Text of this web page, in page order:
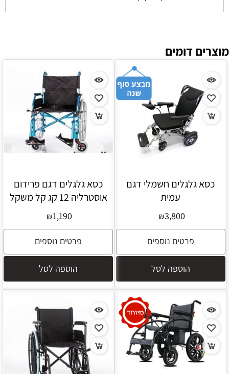
מוצרים דומים
כסא גלגלים חשמלי דגם
עמית
₪3,800
פרטים נוספים
הוספה לסל
כסא גלגלים דגם פרידום
אוסטרליה 12 קג קל משקל
₪1,190
פרטים נוספים
הוספה לסל